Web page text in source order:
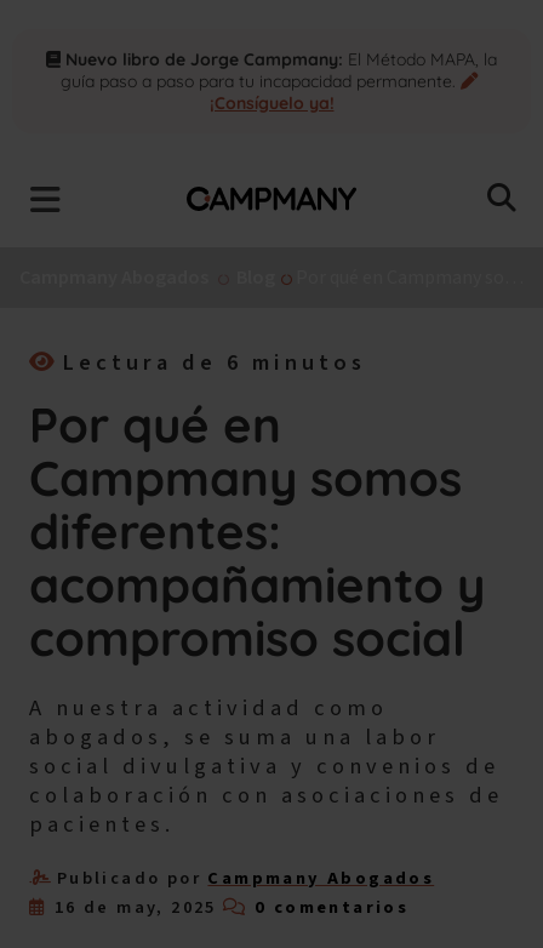
Nuevo libro de Jorge Campmany: El Método MAPA, la
guía paso a paso para tu incapacidad permanente.
¡Consíguelo ya!
Lectura de 6 minutos
Por qué en
Campmany somos
diferentes:
acompañamiento y
compromiso social
A nuestra actividad como
abogados, se suma una labor
social divulgativa y convenios de
colaboración con asociaciones de
pacientes.
Publicado por Campmany Abogados
16 de may, 2025
0 comentarios